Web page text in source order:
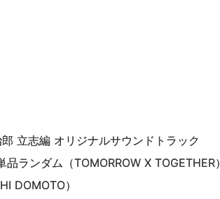
立志編 オリジナルサウンドトラック
ランダム（TOMORROW X TOGETHER）
DOMOTO）